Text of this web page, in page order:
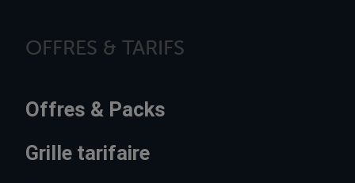
OFFRES & TARIFS
Offres & Packs
Grille tarifaire